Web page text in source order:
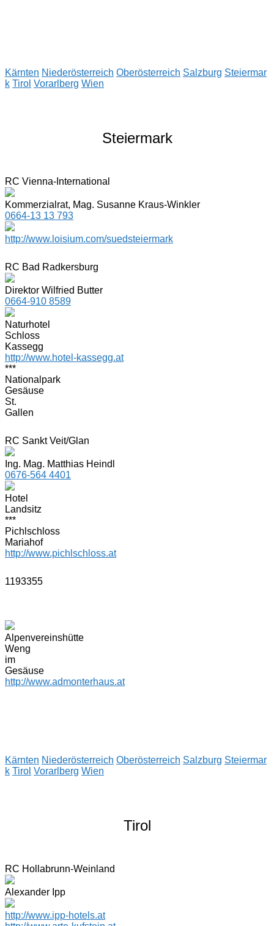
Kärnten Niederösterreich Oberösterreich Salzburg Steiermar
k Tirol Vorarlberg Wien
Steiermark
RC Vienna-International
Kommerzialrat, Mag. Susanne Kraus-Winkler
0664-13 13 793
http://www.loisium.com/suedsteiermark
RC Bad Radkersburg
Direktor Wilfried Butter
0664-910 8589
Naturhotel
Schloss
Kassegg
http://www.hotel-kassegg.at
***
Nationalpark
Gesäuse
St.
Gallen
RC Sankt Veit/Glan
Ing. Mag. Matthias Heindl
0676-564 4401
Hotel
Landsitz
***
Pichlschloss
Mariahof
http://www.pichlschloss.at
1193355
Alpenvereinshütte
Weng
im
Gesäuse
http://www.admonterhaus.at
Kärnten Niederösterreich Oberösterreich Salzburg Steiermar
k Tirol Vorarlberg Wien
Tirol
RC Hollabrunn-Weinland
Alexander Ipp
http://www.ipp-hotels.at